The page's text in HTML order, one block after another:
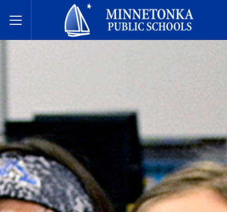
Toggle Menu
Écoles publiques de Minnetonka